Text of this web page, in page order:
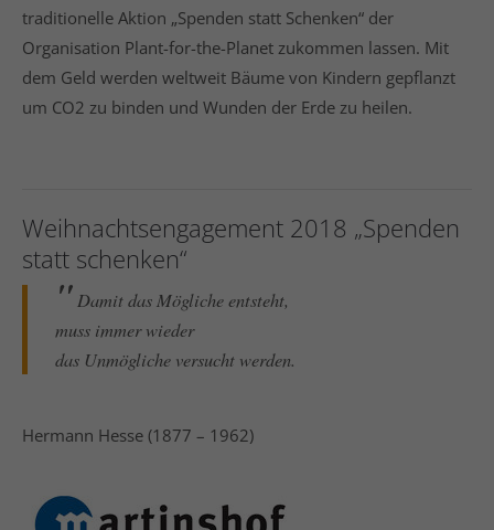
traditionelle Aktion „Spenden statt Schenken“ der
Organisation Plant-for-the-Planet zukommen lassen. Mit
dem Geld werden weltweit Bäume von Kindern gepflanzt
um CO2 zu binden und Wunden der Erde zu heilen.
Weihnachtsengagement 2018 „Spenden
statt schenken“
Damit das Mögliche entsteht,
muss immer wieder
das Unmögliche versucht werden.
Hermann Hesse (1877 – 1962)